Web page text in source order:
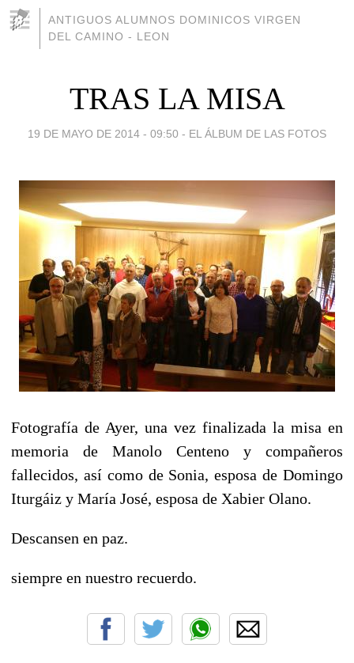
ANTIGUOS ALUMNOS DOMINICOS VIRGEN
DEL CAMINO - LEON
TRAS LA MISA
19 DE MAYO DE 2014 - 09:50 - EL ÁLBUM DE LAS FOTOS
Fotografía de Ayer, una vez finalizada la misa en
memoria de Manolo Centeno y compañeros
fallecidos, así como de Sonia, esposa de Domingo
Iturgáiz y María José, esposa de Xabier Olano.
Descansen en paz.
siempre en nuestro recuerdo.